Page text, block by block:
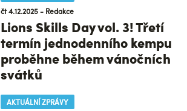
čt 4.12.2025 - Redakce
Lions Skills Day vol. 3! Třetí
termín jednodenního kempu
proběhne během vánočních
svátků
AKTUÁLNÍ ZPRÁVY